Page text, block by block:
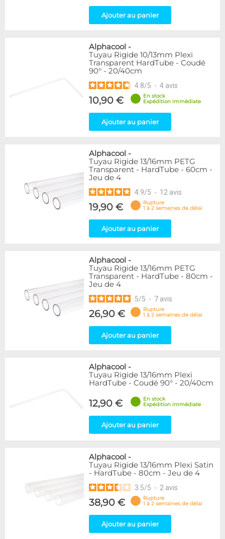
Ajouter au panier
Alphacool -
Tuyau Rigide 10/13mm Plexi
Transparent HardTube - Coudé
90° - 20/40cm
4.8/5 - 4 avis
10,90 €
En stock
Expédition immédiate
Ajouter au panier
Alphacool -
Tuyau Rigide 13/16mm PETG
Transparent - HardTube - 60cm -
Jeu de 4
4.9/5 - 12 avis
19,90 €
Rupture
1 à 2 semaines de délai
Ajouter au panier
Alphacool -
Tuyau Rigide 13/16mm PETG
Transparent - HardTube - 80cm -
Jeu de 4
5/5 - 7 avis
26,90 €
Rupture
1 à 2 semaines de délai
Ajouter au panier
Alphacool -
Tuyau Rigide 13/16mm Plexi
HardTube - Coudé 90° - 20/40cm
12,90 €
En stock
Expédition immédiate
Ajouter au panier
Alphacool -
Tuyau Rigide 13/16mm Plexi Satin
- HardTube - 80cm - Jeu de 4
3.5/5 - 2 avis
38,90 €
Rupture
1 à 2 semaines de délai
Ajouter au panier